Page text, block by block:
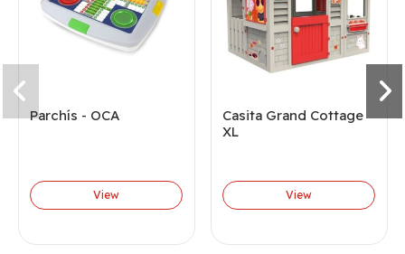
Parchís - OCA
View
Casita Grand Cottage
XL
View